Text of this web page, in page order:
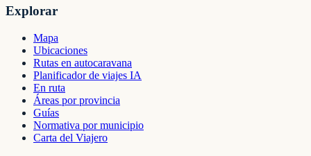
Explorar
Mapa
Ubicaciones
Rutas en autocaravana
Planificador de viajes IA
En ruta
Áreas por provincia
Guías
Normativa por municipio
Carta del Viajero